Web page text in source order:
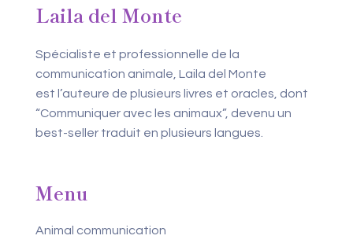
Laila del Monte
Spécialiste et professionnelle de la
communication animale, Laila del Monte
est l’auteure de plusieurs livres et oracles, dont
“Communiquer avec les animaux”, devenu un
best-seller traduit en plusieurs langues.
Menu
Animal communication